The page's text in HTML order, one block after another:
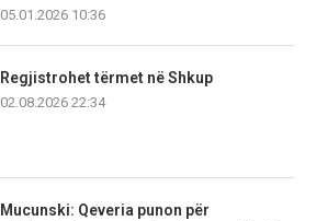
05.01.2026 10:36
Regjistrohet tërmet në Shkup
02.08.2026 22:34
Mucunski: Qeveria punon për